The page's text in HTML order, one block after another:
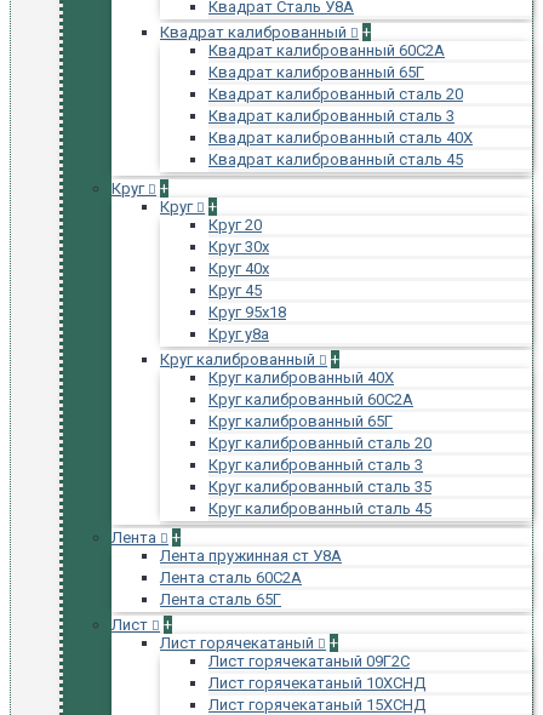
Квадрат Сталь У8А
Квадрат калиброванный
+
Квадрат калиброванный 60С2А
Квадрат калиброванный 65Г
Квадрат калиброванный сталь 20
Квадрат калиброванный сталь 3
Квадрат калиброванный сталь 40Х
Квадрат калиброванный сталь 45
Круг
+
Круг
+
Круг 20
Круг 30х
Круг 40х
Круг 45
Круг 95х18
Круг у8а
Круг калиброванный
+
Круг калиброванный 40Х
Круг калиброванный 60С2А
Круг калиброванный 65Г
Круг калиброванный сталь 20
Круг калиброванный сталь 3
Круг калиброванный сталь 35
Круг калиброванный сталь 45
Лента
+
Лента пружинная ст У8А
Лента сталь 60С2А
Лента сталь 65Г
Лист
+
Лист горячекатаный
+
Лист горячекатаный 09Г2С
Лист горячекатаный 10ХСНД
Лист горячекатаный 15ХСНД